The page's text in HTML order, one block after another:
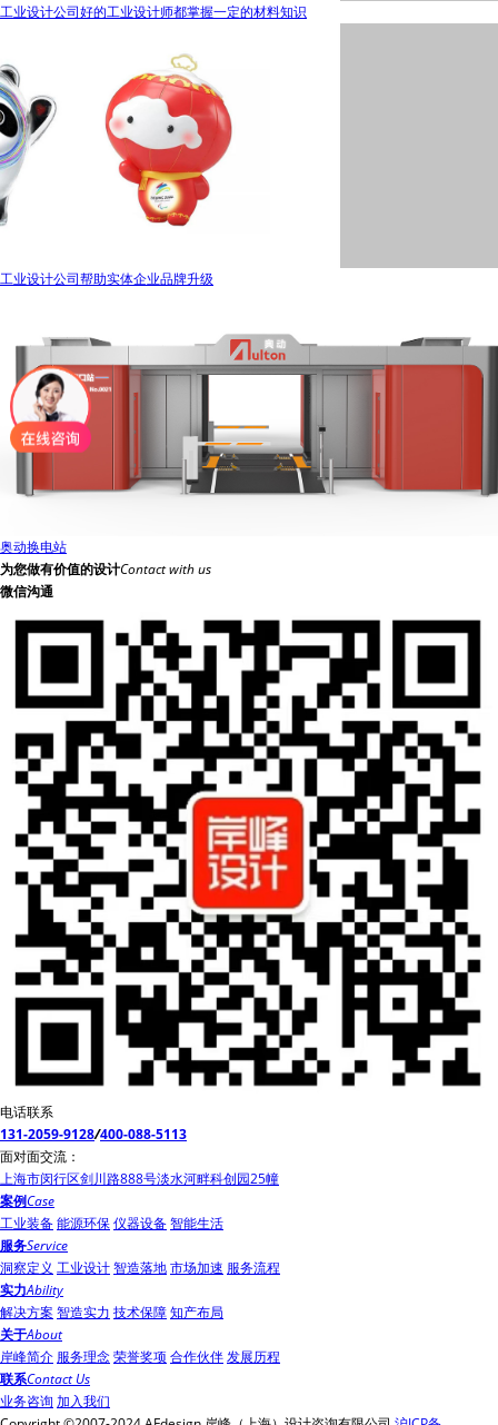
工业设计公司好的工业设计师都掌握一定的材料知识
工业设计公司帮助实体企业品牌升级
奥动换电站
为您做有价值的设计Contact with us
微信沟通
电话联系
131-2059-9128/400-088-5113
面对面交流：
上海市闵行区剑川路888号淡水河畔科创园25幢
案例Case
工业装备能源环保仪器设备智能生活
服务Service
洞察定义 工业设计智造落地市场加速 服务流程
实力Ability
解决方案 智造实力 技术保障知产布局
关于About
岸峰简介 服务理念荣誉奖项合作伙伴发展历程
联系Contact Us
业务咨询 加入我们